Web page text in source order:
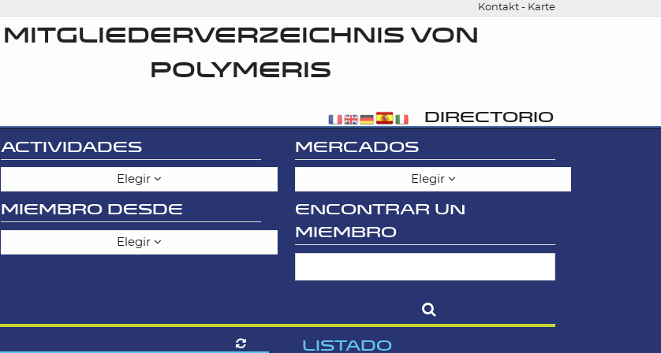
Kontakt- Karte
MITGLIEDERVERZEICHNIS VON
POLYMERIS
DIRECTORIO
ACTIVIDADES
Elegir
MERCADOS
Elegir
MIEMBRO DESDE
Elegir
ENCONTRAR UN
MIEMBRO
LISTADO